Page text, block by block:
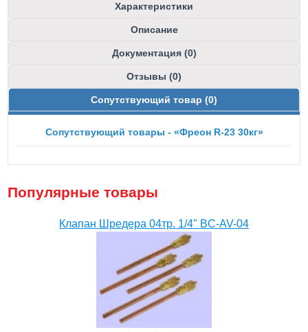
Характеристики
Описание
Документация (0)
Отзывы (0)
Сопутствующий товар (0)
Сопутствующий товары - «Фреон R-23 30кг»
Популярные товары
Клапан Шредера 04тр. 1/4" BC-AV-04